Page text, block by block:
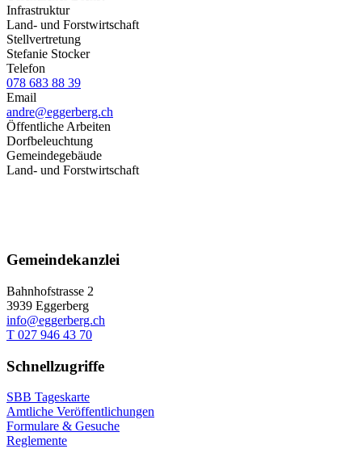
Infrastruktur
Land- und Forstwirtschaft
Stellvertretung
Stefanie Stocker
Telefon
078 683 88 39
Email
andre@eggerberg.ch
Öffentliche Arbeiten
Dorfbeleuchtung
Gemeindegebäude
Land- und Forstwirtschaft
Gemeindekanzlei
Bahnhofstrasse 2
3939 Eggerberg
info@eggerberg.ch
T 027 946 43 70
Schnellzugriffe
SBB Tageskarte
Amtliche Veröffentlichungen
Formulare & Gesuche
Reglemente